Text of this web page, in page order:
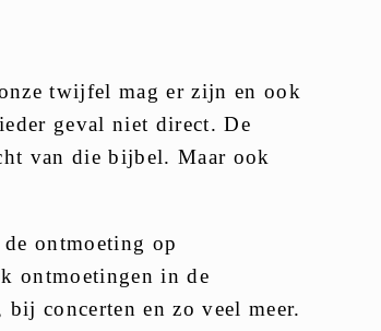
twijfel mag er zijn en ook
geval niet direct. De
van die bijbel. Maar ook
ontmoeting op
ontmoetingen in de
concerten en zo veel meer.